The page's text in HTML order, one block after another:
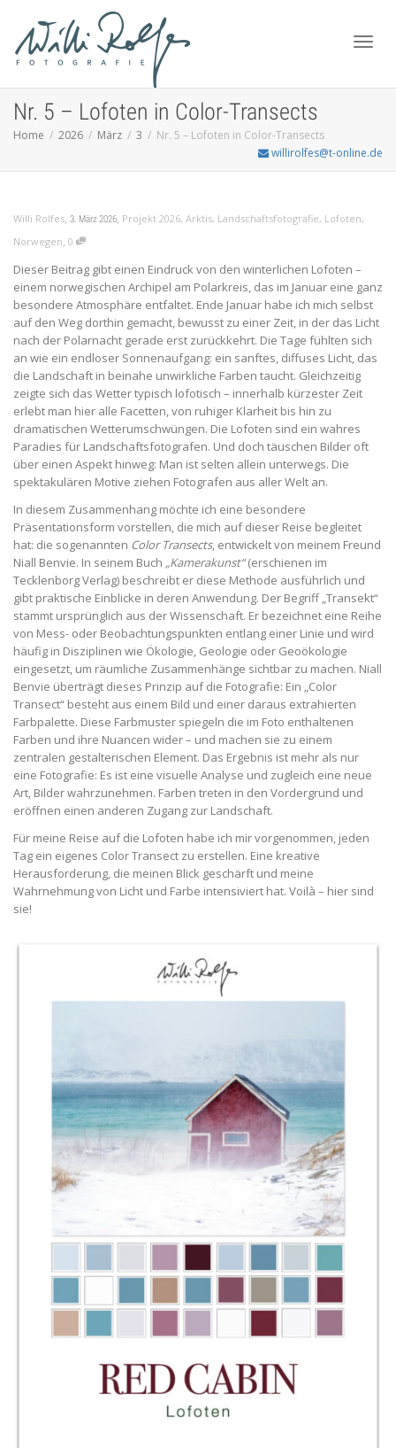
Nr. 5 – Lofoten in Color-Transects
Home 2026 März 3
Nr. 5 – Lofoten in Color-Transects
willirolfes@t-online.de
Willi Rolfes, 3. März 2026, Projekt 2026, Arktis, Landschaftsfotografie, Lofoten,
Norwegen, 0
Dieser Beitrag gibt einen Eindruck von den winterlichen Lofoten –
einem norwegischen Archipel am Polarkreis, das im Januar eine ganz
besondere Atmosphäre entfaltet. Ende Januar habe ich mich selbst
auf den Weg dorthin gemacht, bewusst zu einer Zeit, in der das Licht
nach der Polarnacht gerade erst zurückkehrt. Die Tage fühlten sich
an wie ein endloser Sonnenaufgang: ein sanftes, diffuses Licht, das
die Landschaft in beinahe unwirkliche Farben taucht. Gleichzeitig
zeigte sich das Wetter typisch lofotisch – innerhalb kürzester Zeit
erlebt man hier alle Facetten, von ruhiger Klarheit bis hin zu
dramatischen Wetterumschwüngen. Die Lofoten sind ein wahres
Paradies für Landschaftsfotografen. Und doch täuschen Bilder oft
über einen Aspekt hinweg: Man ist selten allein unterwegs. Die
spektakulären Motive ziehen Fotografen aus aller Welt an.
In diesem Zusammenhang möchte ich eine besondere
Präsentationsform vorstellen, die mich auf dieser Reise begleitet
hat: die sogenannten Color Transects, entwickelt von meinem Freund
Niall Benvie. In seinem Buch „Kamerakunst“(erschienen im
Tecklenborg Verlag) beschreibt er diese Methode ausführlich und
gibt praktische Einblicke in deren Anwendung. Der Begriff „Transekt“
stammt ursprünglich aus der Wissenschaft. Er bezeichnet eine Reihe
von Mess- oder Beobachtungspunkten entlang einer Linie und wird
häufig in Disziplinen wie Ökologie, Geologie oder Geoökologie
eingesetzt, um räumliche Zusammenhänge sichtbar zu machen. Niall
Benvie überträgt dieses Prinzip auf die Fotografie: Ein „Color
Transect“ besteht aus einem Bild und einer daraus extrahierten
Farbpalette. Diese Farbmuster spiegeln die im Foto enthaltenen
Farben und ihre Nuancen wider – und machen sie zu einem
zentralen gestalterischen Element. Das Ergebnis ist mehr als nur
eine Fotografie: Es ist eine visuelle Analyse und zugleich eine neue
Art, Bilder wahrzunehmen. Farben treten in den Vordergrund und
eröffnen einen anderen Zugang zur Landschaft.
Für meine Reise auf die Lofoten habe ich mir vorgenommen, jeden
Tag ein eigenes Color Transect zu erstellen. Eine kreative
Herausforderung, die meinen Blick geschärft und meine
Wahrnehmung von Licht und Farbe intensiviert hat. Voilà – hier sind
sie!